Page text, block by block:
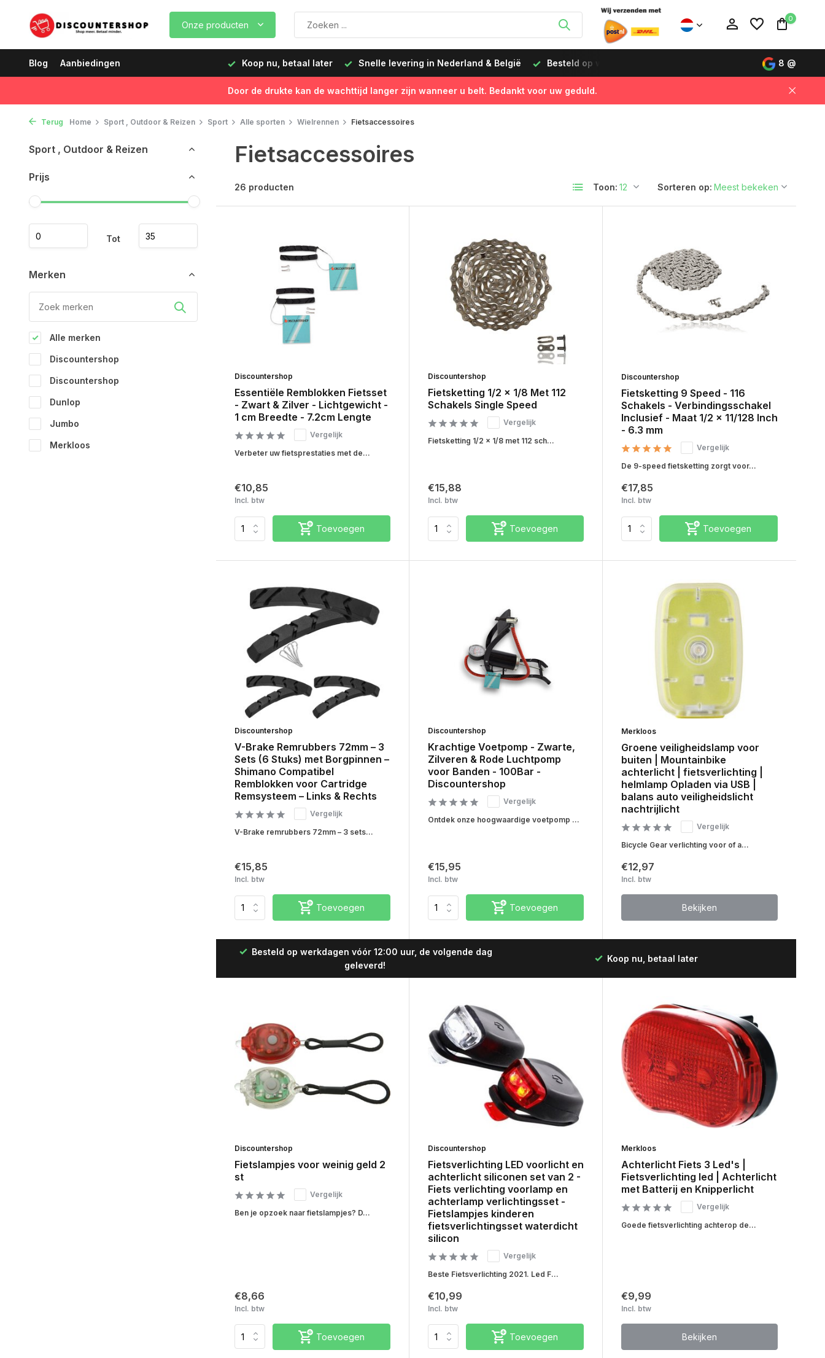
Onze producten
0
Blog Aanbiedingen
vóór 12:00 uur, de volgende dag geleverd! Koop nu, betaal later Snelle levering in Nederland & België Besteld op werkdagen vóór 12:00 uur, de volgende dag
8 @
Door de drukte kan de wachttijd langer zijn wanneer u belt. Bedankt voor uw geduld.
Terug Home Sport , Outdoor & Reizen Sport Alle sporten Wielrennen Fietsaccessoires
Sport , Outdoor & Reizen
Prijs
Tot
Merken
Alle merken
Discountershop
Discountershop
Dunlop
Jumbo
Merkloos
Fietsaccessoires
26 producten Toon: Sorteren op:
Discountershop
Essentiële Remblokken Fietsset
- Zwart & Zilver - Lichtgewicht -
1 cm Breedte - 7.2cm Lengte
Vergelijk
Verbeter uw fietsprestaties met de...
€10,85
Incl. btw
Toevoegen
Discountershop
Fietsketting 1/2 x 1/8 Met 112
Schakels Single Speed
Vergelijk
Fietsketting 1/2 x 1/8 met 112 sch...
€15,88
Incl. btw
Toevoegen
Discountershop
Fietsketting 9 Speed - 116
Schakels - Verbindingsschakel
Inclusief - Maat 1/2 x 11/128 Inch
- 6.3 mm
Vergelijk
De 9-speed fietsketting zorgt voor...
€17,85
Incl. btw
Toevoegen
Discountershop
V-Brake Remrubbers 72mm – 3
Sets (6 Stuks) met Borgpinnen –
Shimano Compatibel
Remblokken voor Cartridge
Remsysteem – Links & Rechts
Vergelijk
V-Brake remrubbers 72mm – 3 sets...
€15,85
Incl. btw
Toevoegen
Discountershop
Krachtige Voetpomp - Zwarte,
Zilveren & Rode Luchtpomp
voor Banden - 100Bar -
Discountershop
Vergelijk
Ontdek onze hoogwaardige voetpomp ...
€15,95
Incl. btw
Toevoegen
Merkloos
Groene veiligheidslamp voor
buiten | Mountainbike
achterlicht | fietsverlichting |
helmlamp Opladen via USB |
balans auto veiligheidslicht
nachtrijlicht
Vergelijk
Bicycle Gear verlichting voor of a...
€12,97
Incl. btw
Bekijken
Besteld op werkdagen vóór 12:00 uur, de volgende dag
geleverd!
Koop nu, betaal later
Discountershop
Fietslampjes voor weinig geld 2
st
Vergelijk
Ben je opzoek naar fietslampjes? D...
€8,66
Incl. btw
Toevoegen
Discountershop
Fietsverlichting LED voorlicht en
achterlicht siliconen set van 2 -
Fiets verlichting voorlamp en
achterlamp verlichtingsset -
Fietslampjes kinderen
fietsverlichtingsset waterdicht
silicon
Vergelijk
Beste Fietsverlichting 2021. Led F...
€10,99
Incl. btw
Toevoegen
Merkloos
Achterlicht Fiets 3 Led's |
Fietsverlichting led | Achterlicht
met Batterij en Knipperlicht
Vergelijk
Goede fietsverlichting achterop de...
€9,99
Incl. btw
Bekijken